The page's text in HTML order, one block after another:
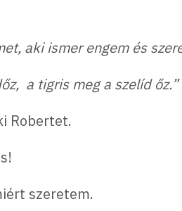
aki ismer engem és
a tigris meg a szelíd őz.”
Robertet.
szeretem.